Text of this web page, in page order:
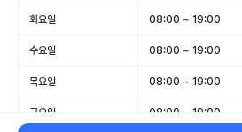
화요일 08:00 ~ 19:00
수요일 08:00 ~ 19:00
목요일 08:00 ~ 19:00
금요일 08:00 ~ 19:00